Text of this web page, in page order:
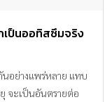
ป็นออทิสซึมจริง
นอย่างแพร่หลาย แทบ
จะเป็นอันตรายต่อ